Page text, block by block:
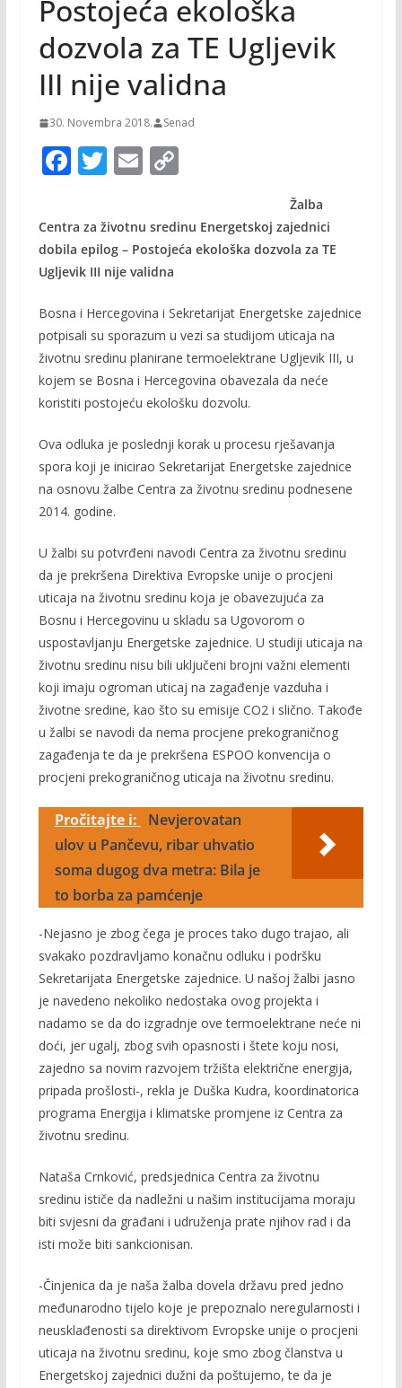
Postojeća ekološka
dozvola za TE Ugljevik
III nije validna
30. Novembra 2018. Senad
F
e
b
o
o
k
T
itt
er
E
ai
l
C
p
y
n
k
Žalba
Centra za životnu sredinu Energetskoj zajednici
dobila epilog – Postojeća ekološka dozvola za TE
Ugljevik III nije validna
Bosna i Hercegovina i Sekretarijat Energetske zajednice
potpisali su sporazum u vezi sa studijom uticaja na
životnu sredinu planirane termoelektrane Ugljevik III, u
kojem se Bosna i Hercegovina obavezala da neće
koristiti postojeću ekološku dozvolu.
Ova odluka je poslednji korak u procesu rješavanja
spora koji je inicirao Sekretarijat Energetske zajednice
na osnovu žalbe Centra za životnu sredinu podnesene
2014. godine.
U žalbi su potvrđeni navodi Centra za životnu sredinu
da je prekršena Direktiva Evropske unije o procjeni
uticaja na životnu sredinu koja je obavezujuća za
Bosnu i Hercegovinu u skladu sa Ugovorom o
uspostavljanju Energetske zajednice. U studiji uticaja na
životnu sredinu nisu bili uključeni brojni važni elementi
koji imaju ogroman uticaj na zagađenje vazduha i
životne sredine, kao što su emisije CO2 i slično. Takođe
u žalbi se navodi da nema procjene prekograničnog
zagađenja te da je prekršena ESPOO konvencija o
procjeni prekograničnog uticaja na životnu sredinu.
Pročitajte i:
Nevjerovatan
ulov u Pančevu, ribar uhvatio
soma dugog dva metra: Bila je
to borba za pamćenje
-Nejasno je zbog čega je proces tako dugo trajao, ali
svakako pozdravljamo konačnu odluku i podršku
Sekretarijata Energetske zajednice. U našoj žalbi jasno
je navedeno nekoliko nedostaka ovog projekta i
nadamo se da do izgradnje ove termoelektrane neće ni
doći, jer ugalj, zbog svih opasnosti i štete koju nosi,
zajedno sa novim razvojem tržišta električne energija,
pripada prošlosti-, rekla je Duška Kudra, koordinatorica
programa Energija i klimatske promjene iz Centra za
životnu sredinu.
Nataša Crnković, predsjednica Centra za životnu
sredinu ističe da nadležni u našim institucijama moraju
biti svjesni da građani i udruženja prate njihov rad i da
isti može biti sankcionisan.
-Činjenica da je naša žalba dovela državu pred jedno
međunarodno tijelo koje je prepoznalo neregularnosti i
neusklađenosti sa direktivom Evropske unije o procjeni
uticaja na životnu sredinu, koje smo zbog članstva u
Energetskoj zajednici dužni da poštujemo, te da je